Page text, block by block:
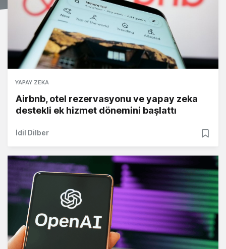
YAPAY ZEKA
Airbnb, otel rezervasyonu ve yapay zeka
destekli ek hizmet dönemini başlattı
İdil Dilber